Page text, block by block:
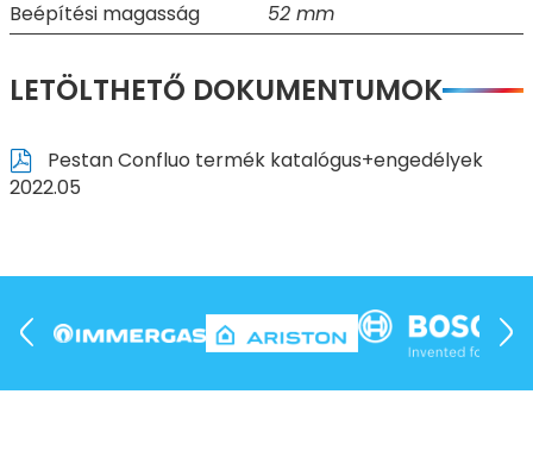
Beépítési magasság
52 mm
LETÖLTHETŐ DOKUMENTUMOK
Pestan Confluo termék katalógus+engedélyek
2022.05